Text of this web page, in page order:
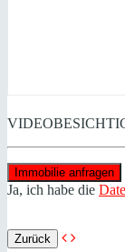
Ja, ich habe die
Zurück